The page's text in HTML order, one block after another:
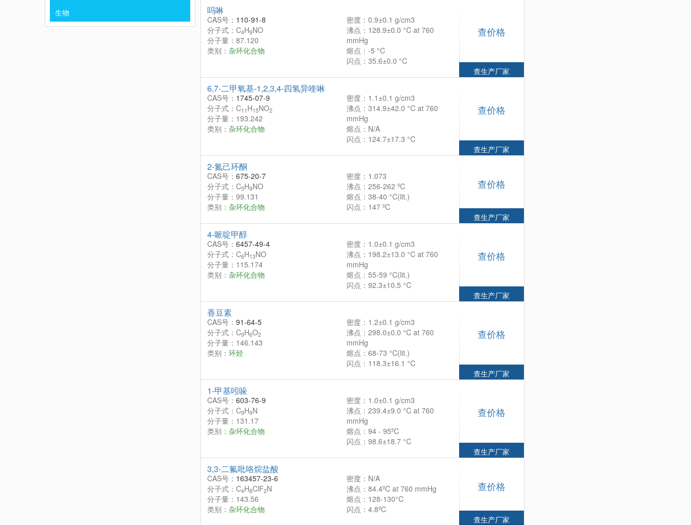
生物
吗啉
CAS号： 110-91-8
分子式：C4H9NO
分子量：87.120
类别： 杂环化合物
密度：0.9±0.1 g/cm3
沸点：128.9±0.0 °C at 760
mmHg
熔点：-5 °C
闪点：35.6±0.0 °C
查价格
查生产厂家
6,7-二甲氧基-1,2,3,4-四氢异喹啉
CAS号： 1745-07-9
分子式：C11 H15NO2
分子量：193.242
类别： 杂环化合物
密度：1.1±0.1 g/cm3
沸点：314.9±42.0 °C at 760
mmHg
熔点：N/A
闪点：124.7±17.3 °C
查价格
查生产厂家
2-氮己环酮
CAS号： 675-20-7
分子式：C5H9NO
分子量：99.131
类别： 杂环化合物
密度：1.073
沸点：256-262 ºC
熔点：38-40 °C(lit.)
闪点：147 ºC
查价格
查生产厂家
4-哌啶甲醇
CAS号： 6457-49-4
分子式：C6H13NO
分子量：115.174
类别： 杂环化合物
密度：1.0±0.1 g/cm3
沸点：198.2±13.0 °C at 760
mmHg
熔点：55-59 °C(lit.)
闪点：92.3±10.5 °C
查价格
查生产厂家
香豆素
CAS号： 91-64-5
分子式：C9H6O2
分子量：146.143
类别： 环烃
密度：1.2±0.1 g/cm3
沸点：298.0±0.0 °C at 760
mmHg
熔点：68-73 °C(lit.)
闪点：118.3±16.1 °C
查价格
查生产厂家
1-甲基吲哚
CAS号： 603-76-9
分子式：C9H9N
分子量：131.17
类别： 杂环化合物
密度：1.0±0.1 g/cm3
沸点：239.4±9.0 °C at 760
mmHg
熔点：94 - 95ºC
闪点：98.6±18.7 °C
查价格
查生产厂家
3,3-二氟吡咯烷盐酸
CAS号： 163457-23-6
分子式：C4H8ClF2N
分子量：143.56
类别： 杂环化合物
密度：N/A
沸点：84.4ºC at 760 mmHg
熔点：128-130°C
闪点：4.8ºC
查价格
查生产厂家